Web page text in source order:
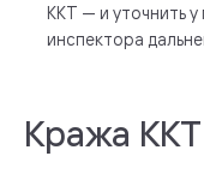
ККТ — и уточнить
инспектора
Кража ККТ